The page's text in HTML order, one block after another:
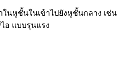
ในหูชั้นในเข้าไปยังหูชั้นกลาง เช่น
อ แบบรุนแรง